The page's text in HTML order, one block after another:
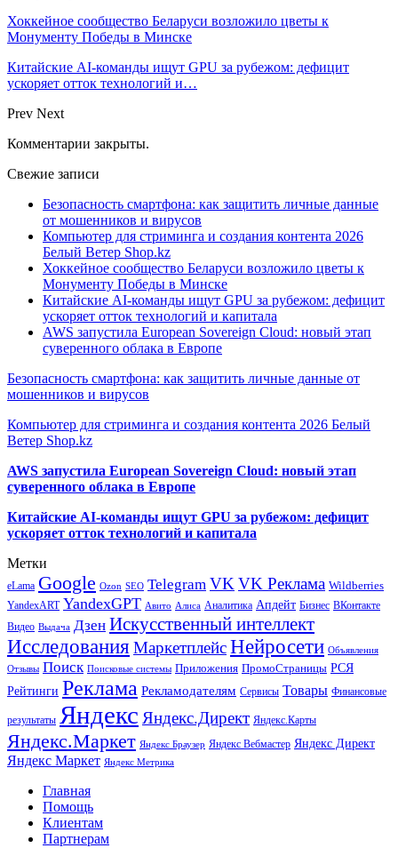
Хоккейное сообщество Беларуси возложило цветы к
Монументу Победы в Минске
Китайские AI-команды ищут GPU за рубежом: дефицит
ускоряет отток технологий и…
Prev Next
Комментарии закрыты.
Свежие записи
Безопасность смартфона: как защитить личные данные
от мошенников и вирусов
Компьютер для стриминга и создания контента 2026
Белый Ветер Shop.kz
Хоккейное сообщество Беларуси возложило цветы к
Монументу Победы в Минске
Китайские AI-команды ищут GPU за рубежом: дефицит
ускоряет отток технологий и капитала
AWS запустила European Sovereign Cloud: новый этап
суверенного облака в Европе
Безопасность смартфона: как защитить личные данные от
мошенников и вирусов
Компьютер для стриминга и создания контента 2026 Белый
Ветер Shop.kz
AWS запустила European Sovereign Cloud: новый этап
суверенного облака в Европе
Китайские AI-команды ищут GPU за рубежом: дефицит
ускоряет отток технологий и капитала
Метки
eLama Google Ozon SEO Telegram VK VK Реклама Wildberries
YandexART YandexGPT Авито Алиса Аналитика Апдейт Бизнес ВКонтакте
Видео Выдача Дзен Искусственный интеллект
Исследования МаркетплейсНейросети Объявления
Отзывы Поиск Поисковые системы Приложения ПромоСтраницы РСЯ
Рейтинги Реклама Рекламодателям Сервисы Товары Финансовые
результаты Яндекс Яндекс.Директ Яндекс.Карты
Яндекс.Маркет Яндекс Браузер Яндекс Вебмастер Яндекс Директ
Яндекс Маркет Яндекс Метрика
Главная
Помощь
Клиентам
Партнерам